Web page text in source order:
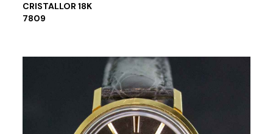
CRISTALLOR 18K
7809